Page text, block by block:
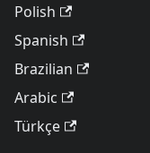
Polish
Spanish
Brazilian
Arabic
Türkçe